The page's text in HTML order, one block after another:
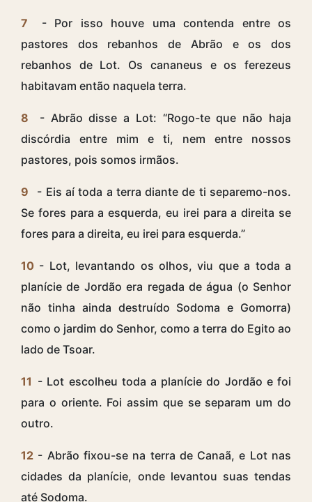
7
- Por isso houve uma contenda entre os
pastores dos rebanhos de Abrão e os dos
rebanhos de Lot. Os cananeus e os ferezeus
habitavam então naquela terra.
8
- Abrão disse a Lot: “Rogo-te que não haja
discórdia entre mim e ti, nem entre nossos
pastores, pois somos irmãos.
9
- Eis aí toda a terra diante de ti separemo-nos.
Se fores para a esquerda, eu irei para a direita se
fores para a direita, eu irei para esquerda.”
10 - Lot, levantando os olhos, viu que a toda a
planície de Jordão era regada de água (o Senhor
não tinha ainda destruído Sodoma e Gomorra)
como o jardim do Senhor, como a terra do Egito ao
lado de Tsoar.
11 - Lot escolheu toda a planície do Jordão e foi
para o oriente. Foi assim que se separam um do
outro.
12 - Abrão fixou-se na terra de Canaã, e Lot nas
cidades da planície, onde levantou suas tendas
até Sodoma.